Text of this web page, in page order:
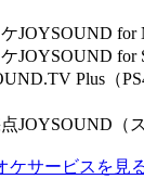
JOYSOUND for
JOYSOUND for
Plus（
JOYSOUND（
ケサービスを見